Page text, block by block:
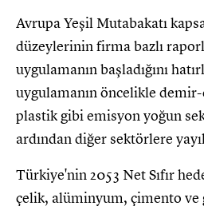
Avrupa Yeşil Mutabakatı
düzeylerinin firma bazlı
uygulamanın başladığını
uygulamanın öncelikle
plastik gibi emisyon yoğun
ardından diğer sektörlere
Türkiye'nin 2053 Net Sıfır
çelik, alüminyum, çimento ve